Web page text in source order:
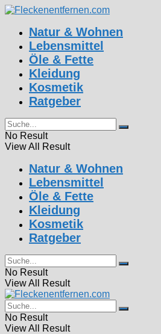
Natur & Wohnen
Lebensmittel
Öle & Fette
Kleidung
Kosmetik
Ratgeber
No Result
View All Result
Natur & Wohnen
Lebensmittel
Öle & Fette
Kleidung
Kosmetik
Ratgeber
No Result
View All Result
No Result
View All Result